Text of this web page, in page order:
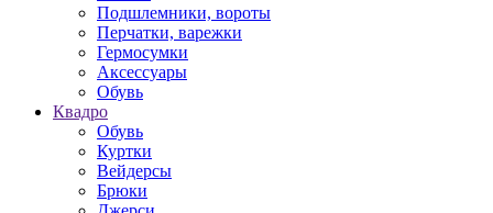
Подшлемники, вороты
Перчатки, варежки
Гермосумки
Аксессуары
Обувь
Квадро
Обувь
Куртки
Вейдерсы
Брюки